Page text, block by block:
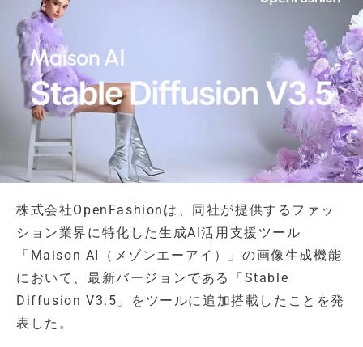
株式会社OpenFashionは、同社が提供するファッ
ション業界に特化した生成AI活用支援ツール
「Maison AI（メゾンエーアイ）」の画像生成機能
において、最新バージョンである「Stable
Diffusion V3.5」をツールに追加搭載したことを発
表した。